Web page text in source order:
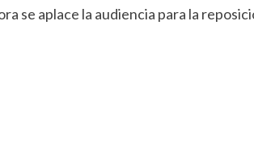
se aplace la audiencia para la